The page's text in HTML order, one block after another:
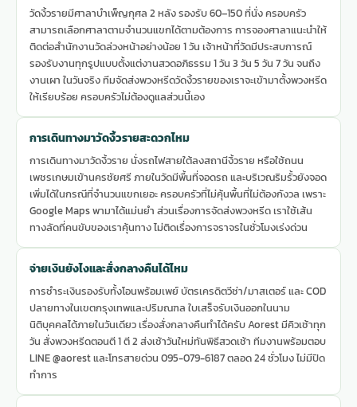
วัดงิ้วรายมีศาลาบำเพ็ญกุศล 2 หลัง รองรับ 60–150 ที่นั่ง ครอบครัว
สามารถเลือกศาลาตามจำนวนแขกได้ตามต้องการ การจองศาลาแนะนำให้
ติดต่อสำนักงานวัดล่วงหน้าอย่างน้อย 1 วัน เจ้าหน้าที่วัดมีประสบการณ์
รองรับงานทุกรูปแบบตั้งแต่งานสวดอภิธรรม 1 วัน 3 วัน 5 วัน 7 วัน จนถึง
งานเผา ในวันจริง ทีมจัดส่งพวงหรีดวัดงิ้วรายของเราจะเข้ามาตั้งพวงหรีด
ให้เรียบร้อย ครอบครัวไม่ต้องดูแลส่วนนี้เอง
การเดินทางมาวัดงิ้วรายสะดวกไหม
การเดินทางมาวัดงิ้วราย นั่งรถไฟสายใต้ลงสถานีงิ้วราย หรือใช้ถนน
เพชรเกษมเข้านครชัยศรี ภายในวัดมีพื้นที่จอดรถ และบริเวณริมรั้วยังจอด
เพิ่มได้ในกรณีที่จำนวนแขกเยอะ ครอบครัวที่ไม่คุ้นพื้นที่ไม่ต้องกังวล เพราะ
Google Maps พามาได้แม่นยำ ส่วนเรื่องการจัดส่งพวงหรีด เราใช้เส้น
ทางลัดที่คนขับของเราคุ้นทาง ไม่ติดเรื่องการจราจรในชั่วโมงเร่งด่วน
จ่ายเงินยังไงและสั่งกลางคืนได้ไหม
การชำระเงินรองรับทั้งโอนพร้อมเพย์ บัตรเครดิตวีซ่า/มาสเตอร์ และ COD
ปลายทางในเขตกรุงเทพและปริมณฑล ใบเสร็จรับเงินออกในนาม
นิติบุคคลได้ภายในวันเดียว เรื่องสั่งกลางคืนทำได้ครับ Aorest มีคิวเช้าทุก
วัน สั่งพวงหรีดตอนตี 1 ตี 2 ส่งเช้าวันใหม่ทันพิธีสวดเช้า ทีมงานพร้อมตอบ
LINE @aorest และโทรสายด่วน 095-079-6187 ตลอด 24 ชั่วโมง ไม่มีปิด
ทำการ